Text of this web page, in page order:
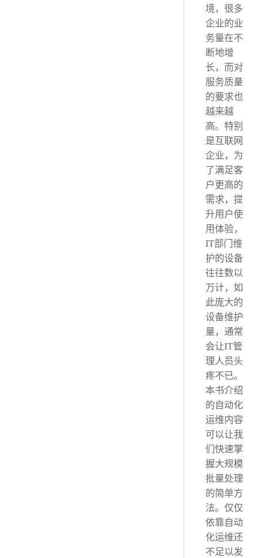
境，很多
企业的业
务量在不
断地增
长，而对
服务质量
的要求也
越来越
高。特别
是互联网
企业，为
了满足客
户更高的
需求，提
升用户使
用体验，
IT部门维
护的设备
往往数以
万计，如
此庞大的
设备维护
量，通常
会让IT管
理人员头
疼不已。
本书介绍
的自动化
运维内容
可以让我
们快速掌
握大规模
批量处理
的简单方
法。仅仅
依靠自动
化运维还
不足以发